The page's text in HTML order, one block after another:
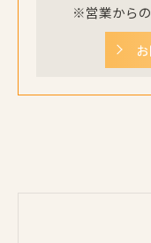
※営業からの